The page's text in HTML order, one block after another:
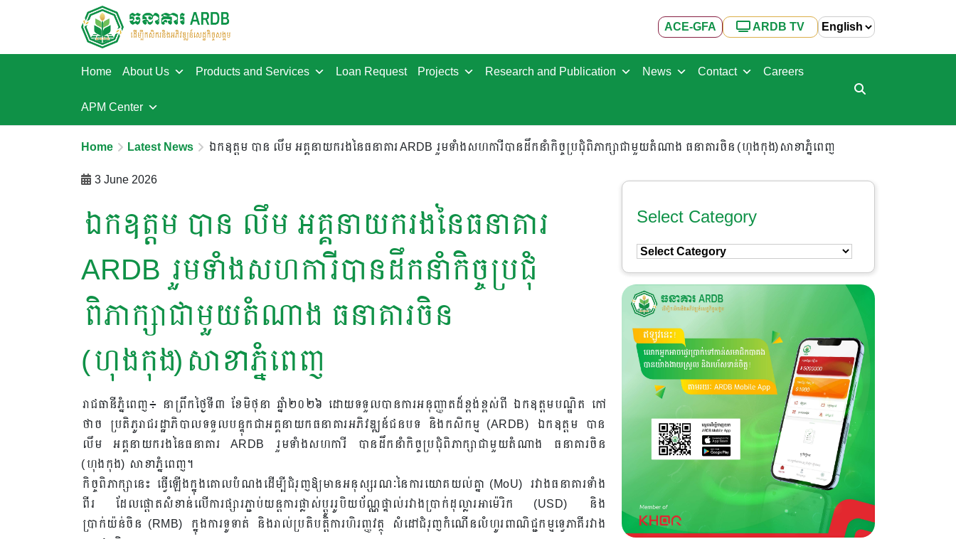
ACE-GFA ARDB TV
Home About Us Products and Services Loan Request Projects Research and Publication News Contact Careers
APM Center
Home Latest News ឯកឧត្តម បាន លឹម អគ្គនាយករងនៃធនាគារ ARDB រួមទាំងសហការីបានដឹកនាំកិច្ចប្រជុំពិភាក្សាជាមួយតំណាង ធនាគារចិន (ហុងកុង)សាខាភ្នំពេញ
3 June 2026
ឯកឧត្តម បាន លឹម អគ្គនាយករងនៃធនាគារ
ARDB រួមទាំងសហការីបានដឹកនាំកិច្ចប្រជុំ
ពិភាក្សាជាមួយតំណាង ធនាគារចិន
(ហុងកុង)សាខាភ្នំពេញ
រាជធានីភ្នំពេញ៖ នាព្រឹកថ្ងៃទី៣ ខែមិថុនា ឆ្នាំ២០២៦ ដោយទទួលបានការអនុញ្ញាតដ៏ខ្ពង់ខ្ពស់ពី ឯកឧត្តមបណ្ឌិត កៅ
ថាច ប្រតិភូរាជរដ្ឋាភិបាលទទួលបន្ទុកជាអគ្គនាយកធនាគារអភិវឌ្ឍន៍ជនបទ និងកសិកម្ម (ARDB) ឯកឧត្តម បាន
លឹម អគ្គនាយករងនៃធនាគារ ARDB រួមទាំងសហការី បានដឹកនាំកិច្ចប្រជុំពិភាក្សាជាមួយតំណាង ធនាគារចិន
(ហុងកុង) សាខាភ្នំពេញ។
កិច្ចពិភាក្សានេះ ធ្វើឡើងក្នុងគោលបំណងដើម្បីជំរុញឱ្យមានអនុស្សរណៈនៃការយោគយល់គ្នា (MoU) រវាងធនាគារទាំង
ពីរ ដែលផ្តោតសំខាន់លើការផ្សារភ្ជាប់យន្តការផ្លាស់ប្តូររូបិយប័ណ្ណផ្ទាល់រវាងប្រាក់ដុល្លារអាម៉េរិក (USD) និង
ប្រាក់យ៉ន់ចិន (RMB) ក្នុងការទូទាត់ និងរាល់ប្រតិបត្តិការហិរញ្ញវត្ថុ សំដៅជំរុញកំណើនលំហូរពាណិជ្ជកម្មទ្វេភាគីរវាង
Select Category
Select
Category